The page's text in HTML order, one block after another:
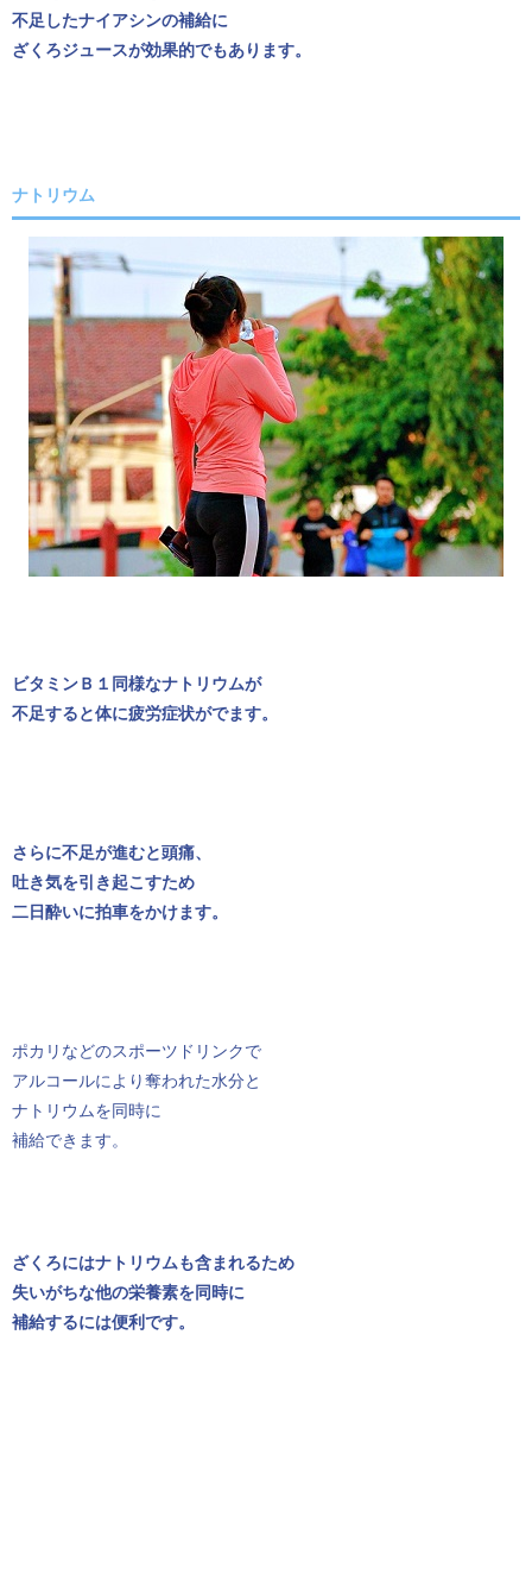
不足したナイアシンの補給に
ざくろジュースが効果的でもあります。
ナトリウム
ビタミンＢ１同様なナトリウムが
不足すると体に疲労症状がでます。
さらに不足が進むと頭痛、
吐き気を引き起こすため
二日酔いに拍車をかけます。
ポカリなどのスポーツドリンクで
アルコールにより奪われた水分と
ナトリウムを同時に
補給できます。
ざくろにはナトリウムも含まれるため
失いがちな他の栄養素を同時に
補給するには便利です。